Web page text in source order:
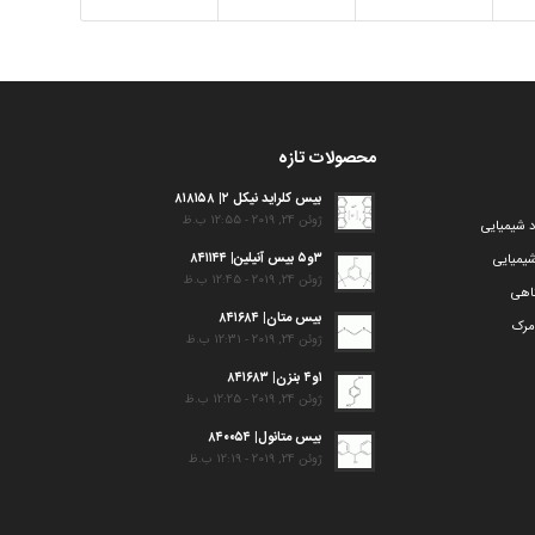
شیمیایی
مرک
محصولات تازه
بیس کلراید نیکل ۲| ۸۱۸۱۵۸
ژوئن 24, 2019 - 12:55 ب.ظ
۳و۵ بیس آنیلین| ۸۴۱۱۴۴
ژوئن 24, 2019 - 12:45 ب.ظ
بیس متان| ۸۴۱۶۸۴
ژوئن 24, 2019 - 12:31 ب.ظ
۱و۴ بنزن| ۸۴۱۶۸۳
ژوئن 24, 2019 - 12:25 ب.ظ
بیس متانول| ۸۴۰۰۵۴
ژوئن 24, 2019 - 12:19 ب.ظ